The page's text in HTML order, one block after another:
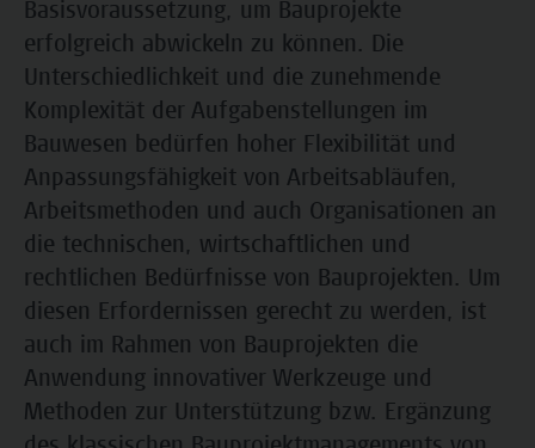
Basisvoraussetzung, um Bauprojekte
erfolgreich abwickeln zu können. Die
Unterschiedlichkeit und die zunehmende
Komplexität der Aufgabenstellungen im
Bauwesen bedürfen hoher Flexibilität und
Anpassungsfähigkeit von Arbeitsabläufen,
Arbeitsmethoden und auch Organisationen an
die technischen, wirtschaftlichen und
rechtlichen Bedürfnisse von Bauprojekten. Um
diesen Erfordernissen gerecht zu werden, ist
auch im Rahmen von Bauprojekten die
Anwendung innovativer Werkzeuge und
Methoden zur Unterstützung bzw. Ergänzung